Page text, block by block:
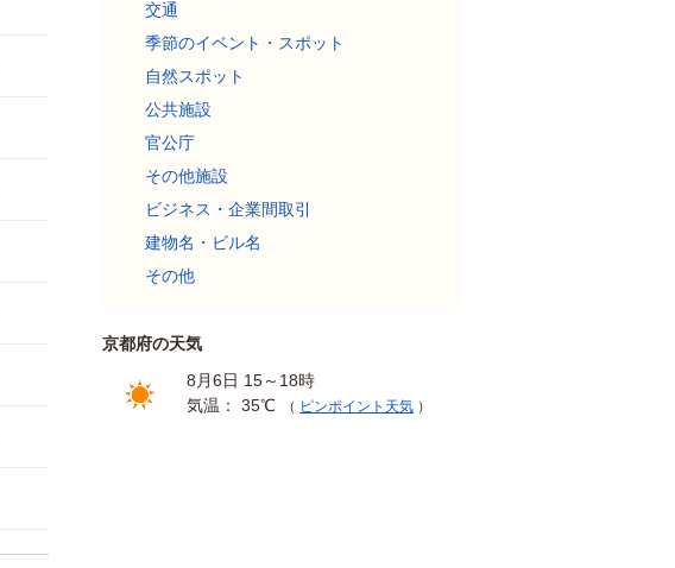
交通
季節のイベント・スポット
自然スポット
公共施設
官公庁
その他施設
ビジネス・企業間取引
建物名・ビル名
その他
京都府の天気
8月6日 15～18時
気温： 35℃
（ ピンポイント天気 ）